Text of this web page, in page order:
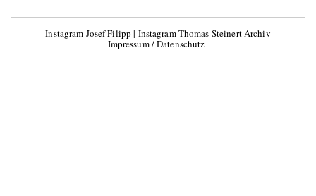
Instagram Josef Filipp | Instagram Thomas Steinert Archiv
Impressum / Datenschutz